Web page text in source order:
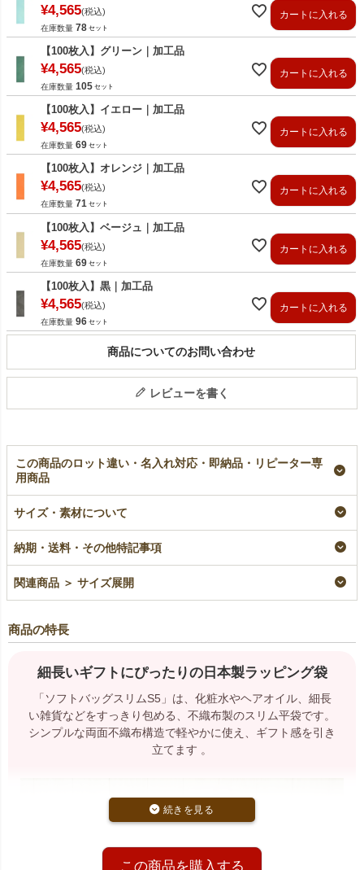
¥4,565 税込
在庫数量 78
カートに入れる
【100枚入】グリーン｜加工品
¥4,565 税込
在庫数量 105
カートに入れる
【100枚入】イエロー｜加工品
¥4,565 税込
在庫数量 69
カートに入れる
【100枚入】オレンジ｜加工品
¥4,565 税込
在庫数量 71
カートに入れる
【100枚入】ベージュ｜加工品
¥4,565 税込
在庫数量 69
カートに入れる
【100枚入】黒｜加工品
¥4,565 税込
在庫数量 96
カートに入れる
商品についてのお問い合わせ
レビューを書く
この商品のロット違い・名入れ対応・即納品・リピーター専
用商品
【名入れ対応】ソフト
バッグスリム（S5）
名入れ
¥2,530税込
ソフトバッグスリム
即納品
¥2,530税込 〜
【名入れ対応】ソフト
バッグスリム《加工
名入れ
サイズ・素材について
納期・送料・その他特記事項
関連商品 ＞ サイズ展開
商品の特長
細長いギフトにぴったりの日本製ラッピング袋
「ソフトバッグスリムS5」は、化粧水やヘアオイル、細長
い雑貨などをすっきり包める、不織布製のスリム平袋です。
シンプルな両面不織布構造で軽やかに使え、ギフト感を引き
立てます 。
この商品を購入する